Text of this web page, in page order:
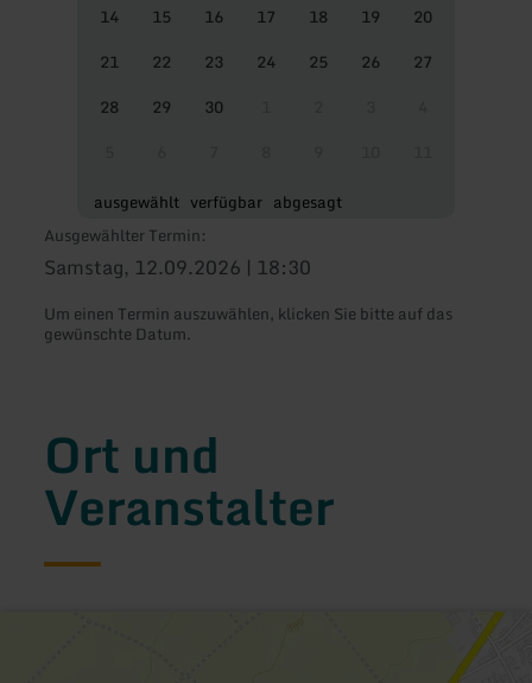
14
15 16 17 18 19
20
21
22 23 24 25 26
27
28
29 30
ausgewählt verfügbar abgesagt
Ausgewählter Termin:
Samstag, 12.09.2026 | 18:30
Um einen Termin auszuwählen, klicken Sie bitte auf das
gewünschte Datum.
Ort und
Veranstalter